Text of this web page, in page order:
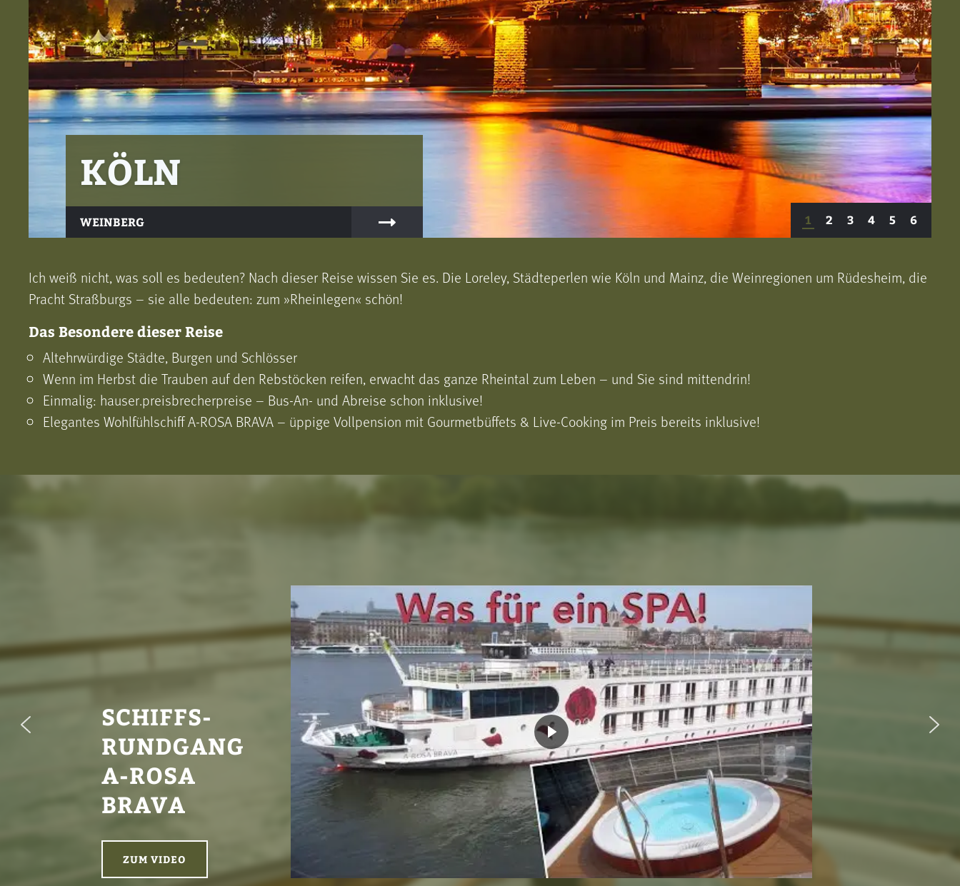
KÖLN
WEINBERG 1 2 3 4 5 6
Ich weiß nicht, was soll es bedeuten? Nach dieser Reise wissen Sie es. Die Loreley, Städteperlen wie Köln und Mainz, die Weinregionen um Rüdesheim, die
Pracht Straßburgs – sie alle bedeuten: zum »Rheinlegen« schön!
Das Besondere dieser Reise
Altehrwürdige Städte, Burgen und Schlösser
Wenn im Herbst die Trauben auf den Rebstöcken reifen, erwacht das ganze Rheintal zum Leben – und Sie sind mittendrin!
Einmalig: hauser.preisbrecherpreise – Bus-An- und Abreise schon inklusive!
Elegantes Wohlfühlschiff A-ROSA BRAVA – üppige Vollpension mit Gourmetbüffets & Live-Cooking im Preis bereits inklusive!
SCHIFFS-
RUNDGANG
A-ROSA
BRAVA
ZUM VIDEO